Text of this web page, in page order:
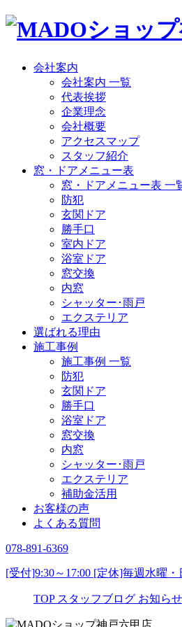
会社案内
会社案内 一覧
代表挨拶
企業理念
会社概要
アクセスマップ
スタッフ紹介
窓・ドアメニュー表
窓・ドアメニュー表 一
防犯
玄関ドア
勝手口
室内ドア
浴室ドア
窓交換
内窓
シャッター･雨戸
エクステリア
選ばれる理由
施工事例
施工事例 一覧
防犯
玄関ドア
勝手口
浴室ドア
窓交換
内窓
シャッター･雨戸
エクステリア
補助金活用
お客様の声
よくある質問
078-891-6369
[受付]9:30～17:00 [定休]毎週水曜・
TOP スタッフブログ お知らせ